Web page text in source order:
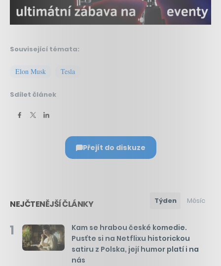
Související témata:
Elon Musk Tesla
Sdílet článek
Přejít do diskuze
NEJČTENĚJŠÍ ČLÁNKY Týden Měsíc
1
Kam se hrabou české komedie.
Pusťte si na Netflixu historickou
satiru z Polska, její humor platí i na
nás